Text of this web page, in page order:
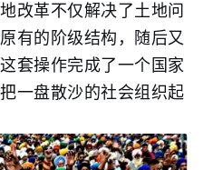
改革不仅解决了土地问
有的阶级结构，随后又
套操作完成了一个国家
一盘散沙的社会组织起